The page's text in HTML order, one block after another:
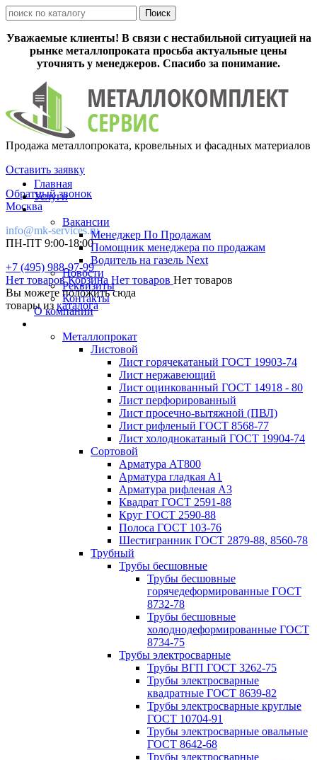
Уважаемые клиенты! В связи с нестабильной ситуацией на
рынке металлопроката просьба актуальные цены
уточнять у менеджеров. Спасибо за понимание.
Продажа металлопроката, кровельных и фасадных материалов
Оставить заявку
Обратный звонок
Москва
info@mk-services.ru
ПН-ПТ 9:00-18:00
+7 (495) 988-97-99
Нет товаровКорзина Нет товаров Нет товаров
Вы можете положить сюда
товары из каталога
Главная
Услуги
Вакансии
Менеджер По Продажам
Помощник менеджера по продажам
Водитель на газель Next
Новости
Реквизиты
Контакты
О компании
Металлопрокат
Листовой
Лист горячекатаный ГОСТ 19903-74
Лист нержавеющий
Лист оцинкованный ГОСТ 14918 - 80
Лист перфорированный
Лист просечно-вытяжной (ПВЛ)
Лист рифленый ГОСТ 8568-77
Лист холоднокатаный ГОСТ 19904-74
Сортовой
Арматура АТ800
Арматура гладкая А1
Арматура рифленая А3
Квадрат ГОСТ 2591-88
Круг ГОСТ 2590-88
Полоса ГОСТ 103-76
Шестигранник ГОСТ 2879-88, 8560-78
Трубный
Трубы бесшовные
Трубы бесшовные
горячедеформированные ГОСТ
8732-78
Трубы бесшовные
холоднодеформированные ГОСТ
8734-75
Трубы электросварные
Трубы ВГП ГОСТ 3262-75
Трубы электросварные
квадратные ГОСТ 8639-82
Трубы электросварные круглые
ГОСТ 10704-91
Трубы электросварные овальные
ГОСТ 8642-68
Трубы электросварные